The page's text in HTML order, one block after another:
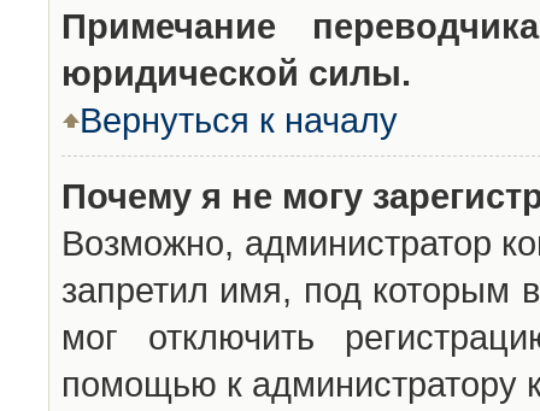
Примечание
юридической силы.
Вернуться к началу
Почему я не могу
Возможно, администратор
запретил имя, под которым
мог отключить
помощью к администратору